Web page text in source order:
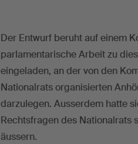
Der Entwurf beruht auf einem
parlamentarische Arbeit zu
eingeladen, an der von den
Nationalrats organisierten
darzulegen. Ausserdem hatte
Rechtsfragen des Nationalrats
äussern.